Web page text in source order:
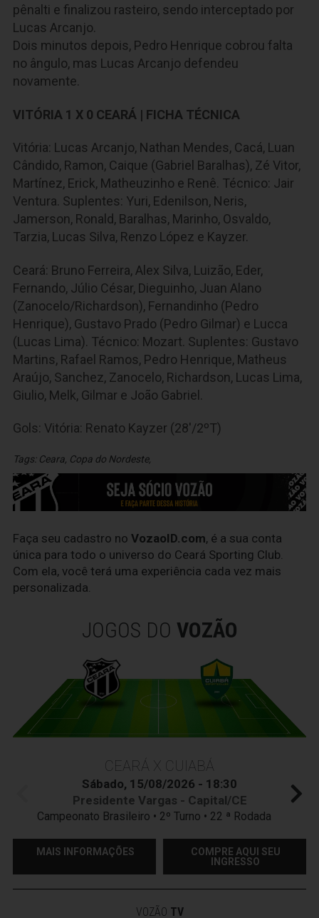
pênalti e finalizou rasteiro, sendo interceptado por
Lucas Arcanjo.
Dois minutos depois, Pedro Henrique cobrou falta
no ângulo, mas Lucas Arcanjo defendeu
novamente.
VITÓRIA 1 X 0 CEARÁ | FICHA TÉCNICA
Vitória: Lucas Arcanjo, Nathan Mendes, Cacá, Luan
Cândido, Ramon, Caique (Gabriel Baralhas), Zé Vitor,
Martínez, Erick, Matheuzinho e Renê. Técnico: Jair
Ventura. Suplentes: Yuri, Edenilson, Neris,
Jamerson, Ronald, Baralhas, Marinho, Osvaldo,
Tarzia, Lucas Silva, Renzo López e Kayzer.
Ceará: Bruno Ferreira, Alex Silva, Luizão, Eder,
Fernando, Júlio César, Dieguinho, Juan Alano
(Zanocelo/Richardson), Fernandinho (Pedro
Henrique), Gustavo Prado (Pedro Gilmar) e Lucca
(Lucas Lima). Técnico: Mozart. Suplentes: Gustavo
Martins, Rafael Ramos, Pedro Henrique, Matheus
Araújo, Sanchez, Zanocelo, Richardson, Lucas Lima,
Giulio, Melk, Gilmar e João Gabriel.
Gols: Vitória: Renato Kayzer (28'/2ºT)
Tags: Ceara Copa do Nordeste,
Faça seu cadastro no VozaoID.com, é a sua conta
única para todo o universo do Ceará Sporting Club.
Com ela, você terá uma experiência cada vez mais
personalizada.
JOGOS DO VOZÃO
CEARÁ X CUIABÁ
Sábado, 15/08/2026 - 18:30
Presidente Vargas - Capital/CE
Campeonato Brasileiro • 2º Turno • 22 ª Rodada
MAIS INFORMAÇÕES
COMPRE AQUI SEU
INGRESSO
VOZÃO TV